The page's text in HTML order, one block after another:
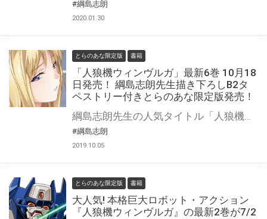
#綱島志朗
2020.01.30
とらのあな限定版 書籍
「人狼機ウィンヴルガ」最新6巻 10月18
日発売！ 綱島志朗先生描き下ろしB2タ
ペストリー付きとらのあな限定版発売！
#綱島志朗
2019.10.05
とらのあな限定版 書籍
大人気! 本格巨大ロボット・アクション
『人狼機ウィンヴルガ』の最新2巻が7/2